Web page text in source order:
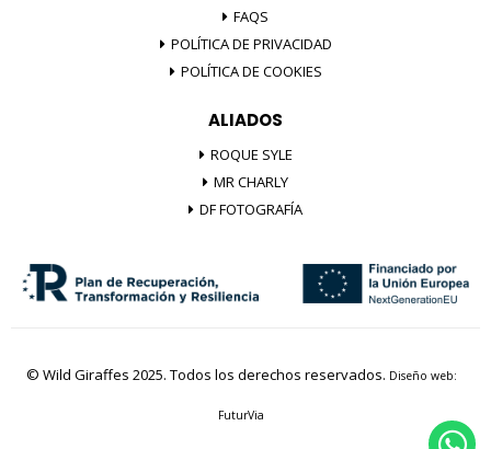
FAQS
POLÍTICA DE PRIVACIDAD
POLÍTICA DE COOKIES
ALIADOS
ROQUE SYLE
MR CHARLY
DF FOTOGRAFÍA
© Wild Giraffes 2025. Todos los derechos reservados. Diseño web:
FuturVia